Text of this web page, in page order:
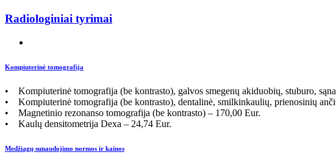
Radiologiniai tyrimai
Kompiuterinė tomografija
• Kompiuterinė tomografija (be kontrasto), galvos smegenų akiduobių, stuburo,
• Kompiuterinė tomografija (be kontrasto), dentalinė, smilkinkaulių, prienosinių
• Magnetinio rezonanso tomografija (be kontrasto) – 170,00 Eur.
• Kaulų densitometrija Dexa – 24,74 Eur.
Medžiagų sunaudojimo normos ir kainos